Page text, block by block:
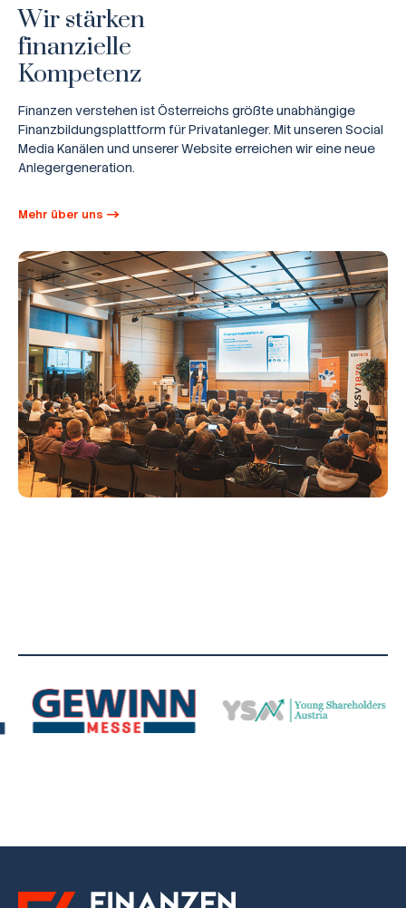
Wir stärken
finanzielle
Kompetenz
Finanzen verstehen ist Österreichs größte unabhängige
Finanzbildungsplattform für Privatanleger. Mit unseren Social
Media Kanälen und unserer Website erreichen wir eine neue
Anlegergeneration.
Mehr über uns